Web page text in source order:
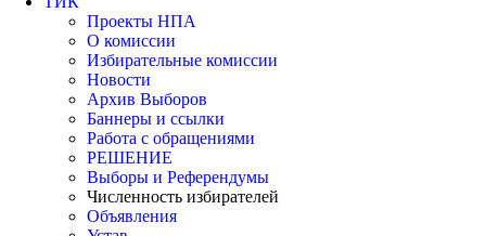
Проекты НПА
О комиссии
Избирательные комиссии
Новости
Архив Выборов
Баннеры и ссылки
Работа с обращениями
РЕШЕНИЕ
Выборы и Референдумы
Численность избирателей
Объявления